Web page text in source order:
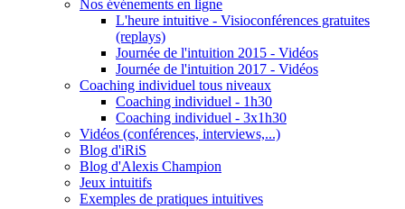
Nos événements en ligne
L'heure intuitive - Visioconférences gratuites
(replays)
Journée de l'intuition 2015 - Vidéos
Journée de l'intuition 2017 - Vidéos
Coaching individuel tous niveaux
Coaching individuel - 1h30
Coaching individuel - 3x1h30
Vidéos (conférences, interviews,...)
Blog d'iRiS
Blog d'Alexis Champion
Jeux intuitifs
Exemples de pratiques intuitives